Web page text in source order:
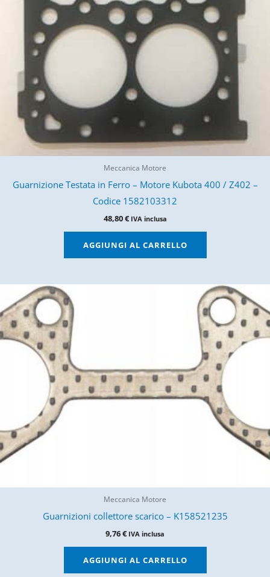
Meccanica Motore
Guarnizione Testata in Ferro – Motore Kubota 400 / Z402 –
Codice 1582103312
48,80€ IVA inclusa
AGGIUNGI AL CARRELLO
Meccanica Motore
Guarnizioni collettore scarico – K158521235
9,76€ IVA inclusa
AGGIUNGI AL CARRELLO